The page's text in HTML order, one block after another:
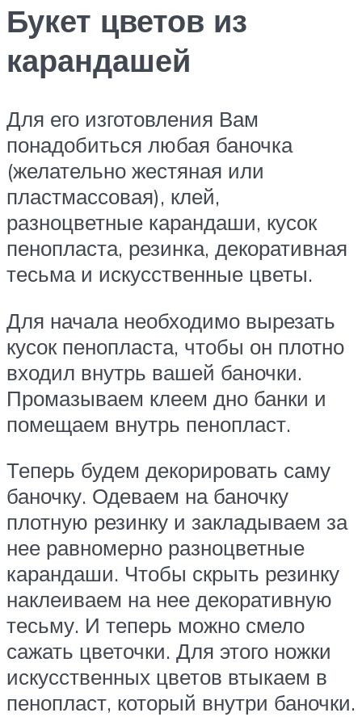
Букет цветов из
карандашей
Для его изготовления Вам
понадобиться любая баночка
(желательно жестяная или
пластмассовая), клей,
разноцветные карандаши, кусок
пенопласта, резинка, декоративная
тесьма и искусственные цветы.
Для начала необходимо вырезать
кусок пенопласта, чтобы он плотно
входил внутрь вашей баночки.
Промазываем клеем дно банки и
помещаем внутрь пенопласт.
Теперь будем декорировать саму
баночку. Одеваем на баночку
плотную резинку и закладываем за
нее равномерно разноцветные
карандаши. Чтобы скрыть резинку
наклеиваем на нее декоративную
тесьму. И теперь можно смело
сажать цветочки. Для этого ножки
искусственных цветов втыкаем в
пенопласт, который внутри баночки.